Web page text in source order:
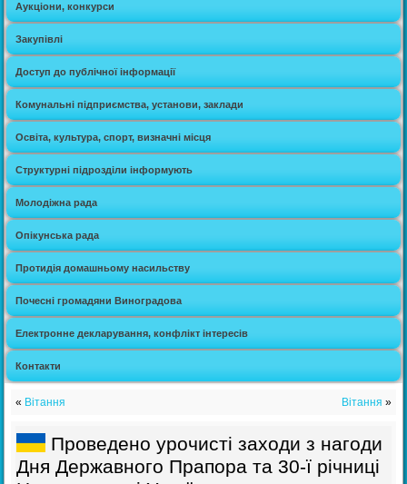
Аукціони, конкурси
Закупівлі
Доступ до публічної інформації
Комунальні підприємства, установи, заклади
Освіта, культура, спорт, визначні місця
Структурні підрозділи інформують
Молодіжна рада
Опікунська рада
Протидія домашньому насильству
Почесні громадяни Виноградова
Електронне декларування, конфлікт інтересів
Контакти
« Вітання Вітання »
Проведено урочисті заходи з нагоди
Дня Державного Прапора та 30-ї річниці